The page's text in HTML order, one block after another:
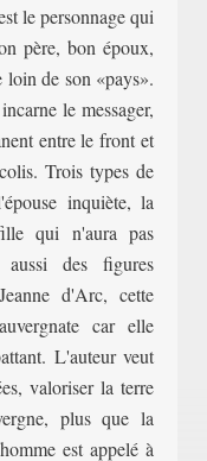
le personnage qui
père, bon époux,
de son «pays».
le messager,
entre le front et
Trois types de
inquiète, la
qui n'aura pas
des figures
d'Arc, cette
car elle
L'auteur veut
valoriser la terre
plus que la
est appelé à